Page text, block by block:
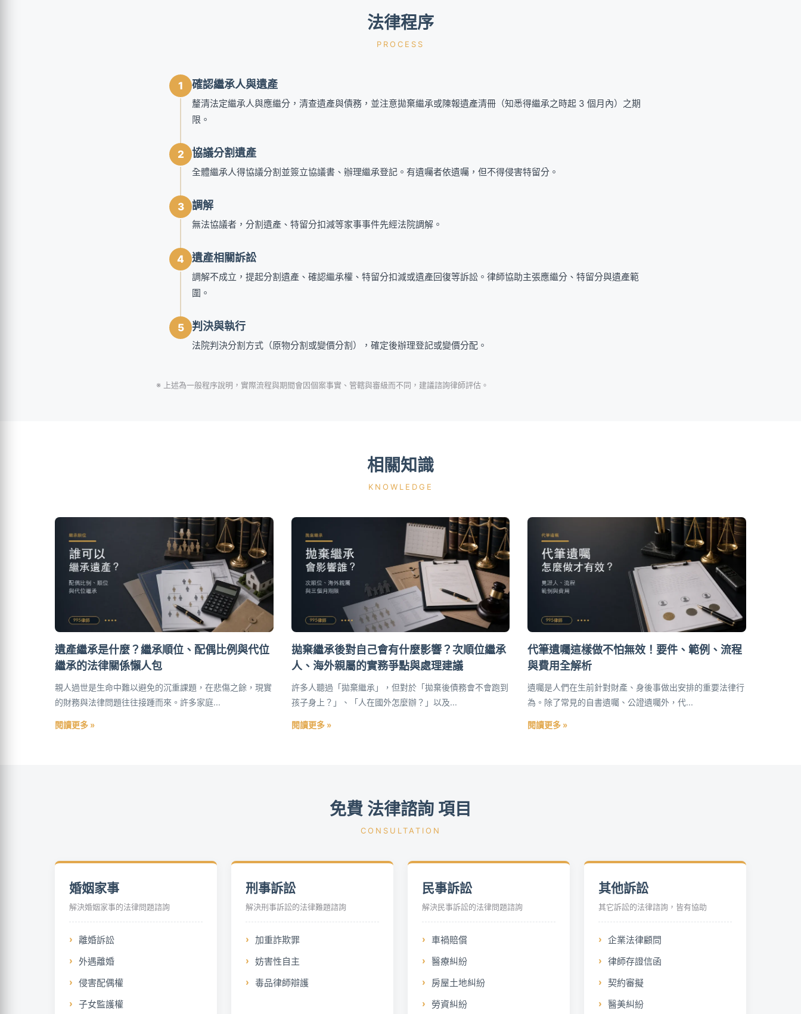
法律程序
PROCESS
1 確認繼承人與遺產
釐清法定繼承人與應繼分，清查遺產與債務，並注意拋棄繼承或陳報遺產清冊（知悉得繼承之時起 3 個月內）之期
限。
2 協議分割遺產
全體繼承人得協議分割並簽立協議書、辦理繼承登記。有遺囑者依遺囑，但不得侵害特留分。
3 調解
無法協議者，分割遺產、特留分扣減等家事事件先經法院調解。
4 遺產相關訴訟
調解不成立，提起分割遺產、確認繼承權、特留分扣減或遺產回復等訴訟。律師協助主張應繼分、特留分與遺產範
圍。
5 判決與執行
法院判決分割方式（原物分割或變價分割），確定後辦理登記或變價分配。
※ 上述為一般程序說明，實際流程與期間會因個案事實、管轄與審級而不同，建議諮詢律師評估。
相關知識
KNOWLEDGE
遺產繼承是什麼？繼承順位、配偶比例與代位
繼承的法律關係懶人包
親人過世是生命中難以避免的沉重課題，在悲傷之餘，現實
的財務與法律問題往往接踵而來。許多家庭...
閱讀更多 »
拋棄繼承後對自己會有什麼影響？次順位繼承
人、海外親屬的實務爭點與處理建議
許多人聽過「拋棄繼承」，但對於「拋棄後債務會不會跑到
孩子身上？」、「人在國外怎麼辦？」以及...
閱讀更多 »
代筆遺囑這樣做不怕無效！要件、範例、流程
與費用全解析
遺囑是人們在生前針對財產、身後事做出安排的重要法律行
為。除了常見的自書遺囑、公證遺囑外，代...
閱讀更多 »
免費 法律諮詢 項目
CONSULTATION
婚姻家事
解決婚姻家事的法律問題諮詢
離婚訴訟
外遇離婚
侵害配偶權
子女監護權
刑事訴訟
解決刑事訴訟的法律難題諮詢
加重詐欺罪
妨害性自主
毒品律師辯護
民事訴訟
解決民事訴訟的法律問題諮詢
車禍賠償
醫療糾紛
房屋土地糾紛
勞資糾紛
其他訴訟
其它訴訟的法律諮詢，皆有協助
企業法律顧問
律師存證信函
契約審擬
醫美糾紛